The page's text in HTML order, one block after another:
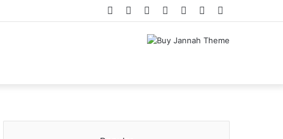
Random
Log
Instagram
YouTube
Twitter
Facebook